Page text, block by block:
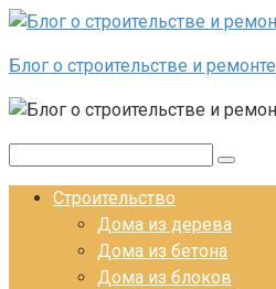
Перейти к контенту
Блог о строительстве и ремонте
Строительство
Дома из дерева
Дома из бетона
Дома из блоков